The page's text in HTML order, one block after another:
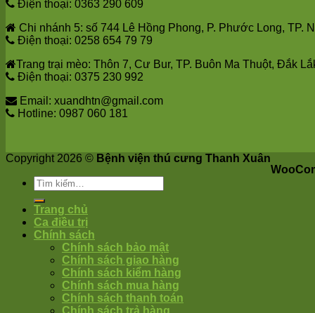
Điện thoại: 0363 290 609
Chi nhánh 5: số 744 Lê Hồng Phong, P. Phước Long, TP.
Điện thoại: 0258 654 79 79
Trang trại mèo: Thôn 7, Cư Bur, TP. Buôn Ma Thuột, Đắk
Điện thoại: 0375 230 992
Email: xuandhtn@gmail.com
Hotline: 0987 060 181
Copyright 2026 © Bệnh viện thú cưng Thanh Xuân
Trang chủ
Ca điều trị
Chính sách
Chính sách bảo mật
Chính sách giao hàng
Chính sách kiểm hàng
Chính sách mua hàng
Chính sách thanh toán
Chính sách trả hàng